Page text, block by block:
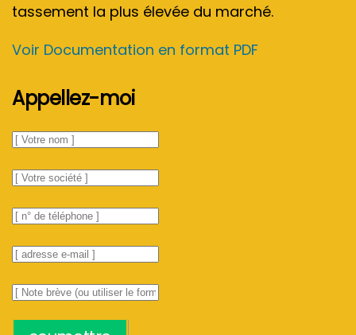
tassement la plus élevée du marché.
Voir Documentation en format PDF
Appellez-moi